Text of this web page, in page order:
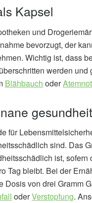
Kapsel
und
bevorzugt, der
Wichtig ist, dass
werden
Blähbauch oderAtemnot
für
sind. Das
ist,
Tag bleibt. Bei der
Dosis von drei Gramm
oderVerstopfung.